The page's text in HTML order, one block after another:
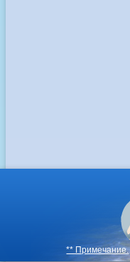
** Примечание.